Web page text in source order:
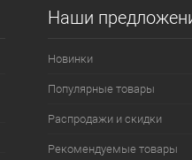
Наши
Новинки
Популярные товары
Распродажи и скидки
Рекомендуемые товары